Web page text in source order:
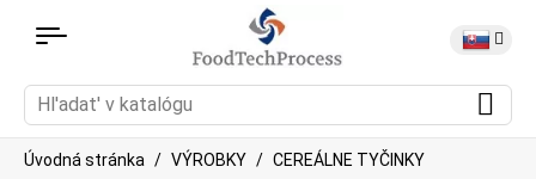
Úvodná stránka VÝROBKY CEREÁLNE TYČINKY